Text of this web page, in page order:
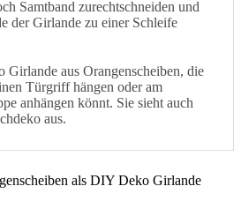
Samtband zurechtschneiden und
der Girlande zu einer Schleife
Girlande aus Orangenscheiben, die
Türgriff hängen oder am
anhängen könnt. Sie sieht auch
aus.